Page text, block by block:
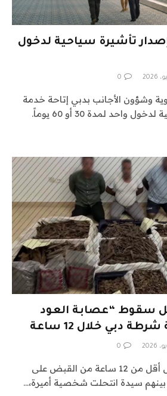
إصدار تأشيرة سياحية لدخول
0
وشؤون الأجانب بدبي إتاحة خدمة
إصدار التأشيرة السياحية لدخول واحد لمدة 30 أو 60 يوماً.
سقوط “عصابة العود
دبي خلال 12 ساعة
0
تمكنت شرطة دبي خلال أقل من 12 ساعة من القبض على